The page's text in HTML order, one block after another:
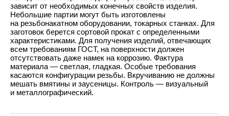
зависит от необходимых конечных свойств изделия.
Небольшие партии могут быть изготовлены
на резьбонакатном оборудовании, токарных станках. Для
заготовок берется сортовой прокат с определенными
характеристиками. Для получения изделий, отвечающих
всем требованиям ГОСТ, на поверхности должен
отсутствовать даже намек на коррозию. Фактура
материала — светлая, гладкая. Особые требования
касаются конфигурации резьбы. Вкручиванию не должны
мешать вмятины и заусеницы. Контроль — визуальный
и металлографический.